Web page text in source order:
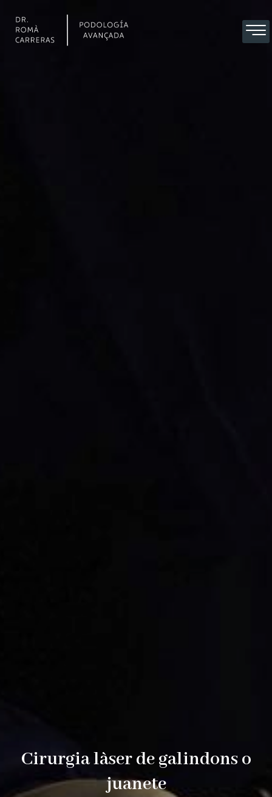
Cirurgia làser de galindons o
juanete